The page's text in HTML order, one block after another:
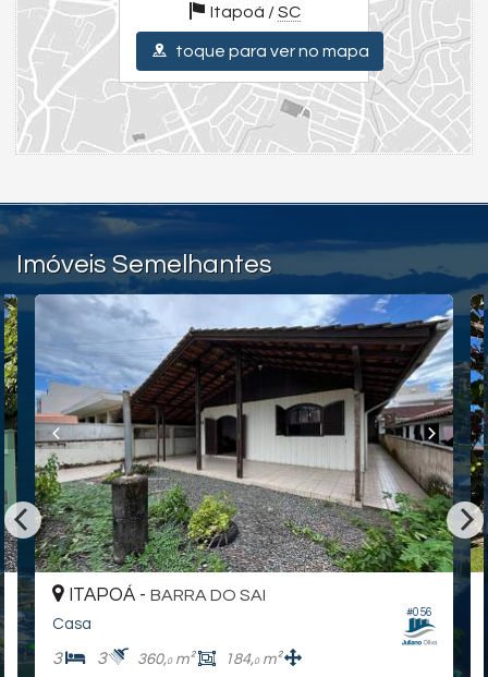
Assista ao Tour Completo - (YouTube/ThauaniZanetti)
O sonho do imóvel na praia está mais próximo do que você imagina,
venha descobrir!
Valores e condições podem ser alterados sem aviso prévio.
Endereço:
Rua 170 dos Aimorés, nº 550
Barra do Sai
ver mapa abaixo
Itapoá /SC
toque para ver no mapa
Imóveis Semelhantes
#056
ITAPOÁ -BARRA DO SAI
Casa
3 3 360,0m² 184,0m²